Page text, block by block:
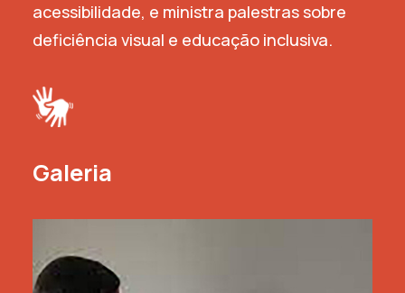
acessibilidade, e ministra palestras sobre
deficiência visual e educação inclusiva.
Galeria